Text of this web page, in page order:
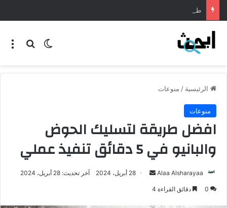
طريقة عمل المنسف الاردني
الرئيسية / منوعات
منوعات
افضل طريقة لتسليك الحوض
والبانيو في 5 دقائق تنفيذ عملي
Alaa Alsharayaa 28 أبريل، 2024 آخر تحديث: 28 أبريل، 2024
0 دقائق القراءة 4